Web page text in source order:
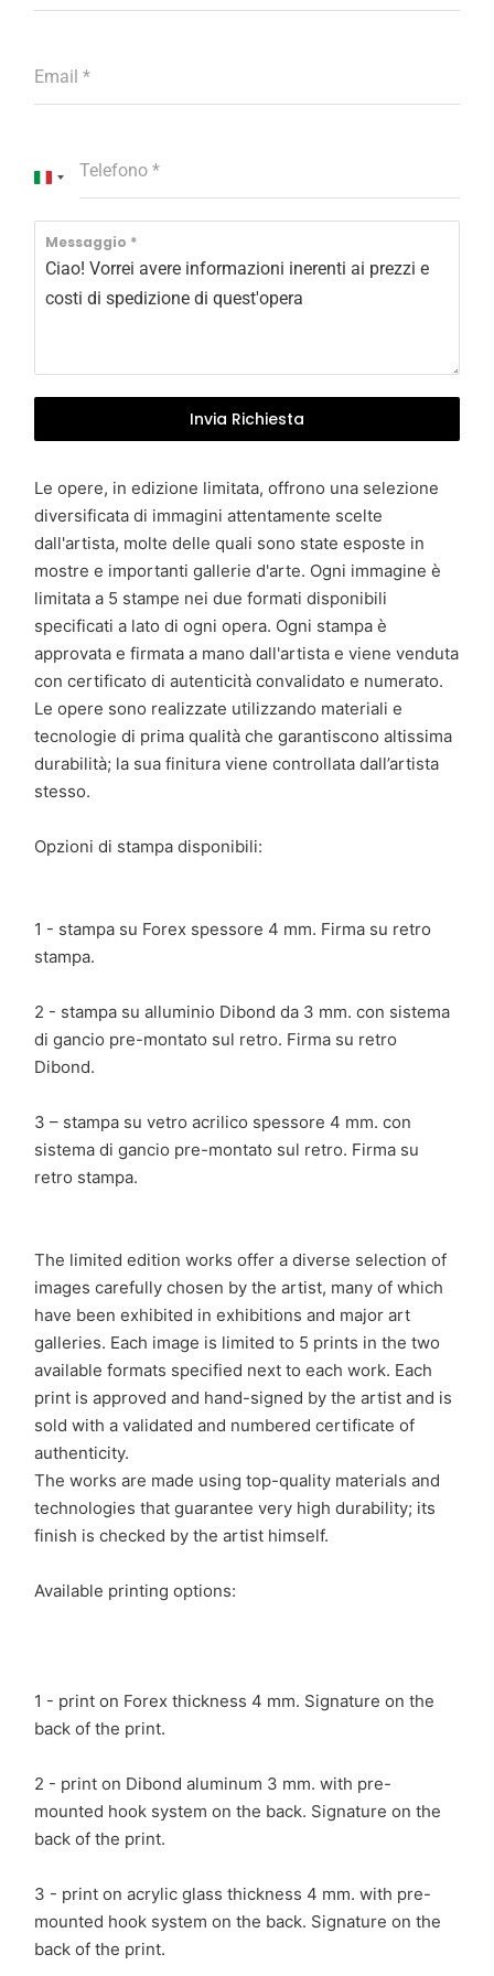
Email*
Telefono*
I
9
Messaggio *
Invia Richiesta
Le opere, in edizione limitata, offrono una selezione
diversificata di immagini attentamente scelte
dall'artista, molte delle quali sono state esposte in
mostre e importanti gallerie d'arte. Ogni immagine è
limitata a 5 stampe nei due formati disponibili
specificati a lato di ogni opera. Ogni stampa è
approvata e firmata a mano dall'artista e viene venduta
con certificato di autenticità convalidato e numerato.
Le opere sono realizzate utilizzando materiali e
tecnologie di prima qualità che garantiscono altissima
durabilità; la sua finitura viene controllata dall’artista
stesso.
Opzioni di stampa disponibili:
1 - stampa su Forex spessore 4 mm. Firma su retro
stampa.
2 - stampa su alluminio Dibond da 3 mm. con sistema
di gancio pre-montato sul retro. Firma su retro
Dibond.
3 – stampa su vetro acrilico spessore 4 mm. con
sistema di gancio pre-montato sul retro. Firma su
retro stampa.
The limited edition works offer a diverse selection of
images carefully chosen by the artist, many of which
have been exhibited in exhibitions and major art
galleries. Each image is limited to 5 prints in the two
available formats specified next to each work. Each
print is approved and hand-signed by the artist and is
sold with a validated and numbered certificate of
authenticity.
The works are made using top-quality materials and
technologies that guarantee very high durability; its
finish is checked by the artist himself.
Available printing options:
1 - print on Forex thickness 4 mm. Signature on the
back of the print.
2 - print on Dibond aluminum 3 mm. with pre-
mounted hook system on the back. Signature on the
back of the print.
3 - print on acrylic glass thickness 4 mm. with pre-
mounted hook system on the back. Signature on the
back of the print.